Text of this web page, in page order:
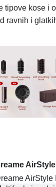
tipove kose i
ravnih i
AirStyle
AirStyle